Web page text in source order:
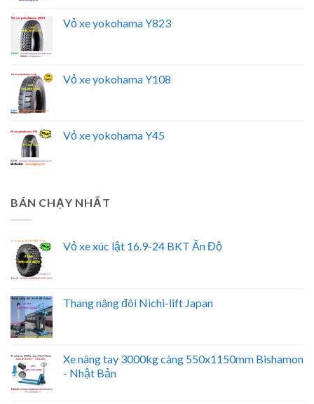
Vỏ xe yokohama Y823
Vỏ xe yokohama Y108
Vỏ xe yokohama Y45
BÁN CHẠY NHẤT
Vỏ xe xúc lật 16.9-24 BKT Ấn Độ
Thang nâng đôi Nichi-lift Japan
Xe nâng tay 3000kg càng 550x1150mm Bishamon
- Nhật Bản